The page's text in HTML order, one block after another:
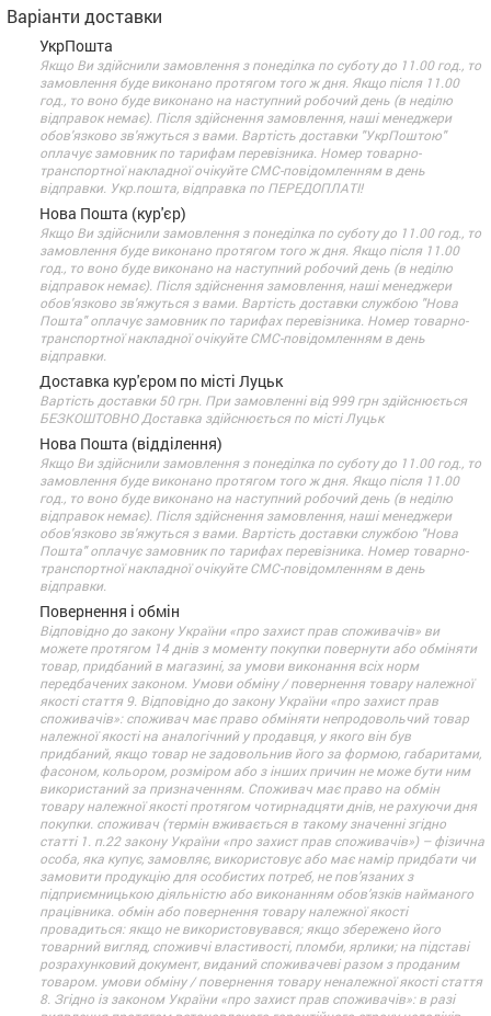
Варіанти доставки
УкрПошта
Якщо Ви здійснили замовлення з понеділка по суботу до 11.00 год., то
замовлення буде виконано протягом того ж дня. Якщо після 11.00
год., то воно буде виконано на наступний робочий день (в неділю
відправок немає). Після здійснення замовлення, наші менеджери
обов'язково зв'яжуться з вами. Вартість доставки "УкрПоштою"
оплачує замовник по тарифам перевізника. Номер товарно-
транспортної накладної очікуйте СМС-повідомленням в день
відправки. Укр.пошта, відправка по ПЕРЕДОПЛАТІ!
Нова Пошта (кур'єр)
Якщо Ви здійснили замовлення з понеділка по суботу до 11.00 год., то
замовлення буде виконано протягом того ж дня. Якщо після 11.00
год., то воно буде виконано на наступний робочий день (в неділю
відправок немає). Після здійснення замовлення, наші менеджери
обов'язково зв'яжуться з вами. Вартість доставки службою "Нова
Пошта" оплачує замовник по тарифах перевізника. Номер товарно-
транспортної накладної очікуйте СМС-повідомленням в день
відправки.
Доставка кур'єром по місті Луцьк
Вартість доставки 50 грн. При замовленні від 999 грн здійснюється
БЕЗКОШТОВНО Доставка здійснюється по місті Луцьк
Нова Пошта (відділення)
Якщо Ви здійснили замовлення з понеділка по суботу до 11.00 год., то
замовлення буде виконано протягом того ж дня. Якщо після 11.00
год., то воно буде виконано на наступний робочий день (в неділю
відправок немає). Після здійснення замовлення, наші менеджери
обов'язково зв'яжуться з вами. Вартість доставки службою "Нова
Пошта" оплачує замовник по тарифах перевізника. Номер товарно-
транспортної накладної очікуйте СМС-повідомленням в день
відправки.
Повернення і обмін
Відповідно до закону України «про захист прав споживачів» ви
можете протягом 14 днів з моменту покупки повернути або обміняти
товар, придбаний в магазині, за умови виконання всіх норм
передбачених законом. Умови обміну / повернення товару належної
якості стаття 9. Відповідно до закону України «про захист прав
споживачів»: споживач має право обміняти непродовольчий товар
належної якості на аналогічний у продавця, у якого він був
придбаний, якщо товар не задовольнив його за формою, габаритами,
фасоном, кольором, розміром або з інших причин не може бути ним
використаний за призначенням. Споживач має право на обмін
товару належної якості протягом чотирнадцяти днів, не рахуючи дня
покупки. споживач (термін вживається в такому значенні згідно
статті 1. п.22 закону України «про захист прав споживачів») – фізична
особа, яка купує, замовляє, використовує або має намір придбати чи
замовити продукцію для особистих потреб, не пов’язаних з
підприємницькою діяльністю або виконанням обов’язків найманого
працівника. обмін або повернення товару належної якості
провадиться: якщо не використовувався; якщо збережено його
товарний вигляд, споживчі властивості, пломби, ярлики; на підставі
розрахунковий документ, виданий споживачеві разом з проданим
товаром. умови обміну / повернення товару неналежної якості стаття
8. Згідно із законом України «про захист прав споживачів»: в разі